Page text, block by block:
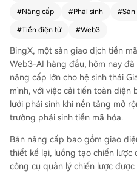
nh về giao diện, quy trình tạo
ăng mới nổi bật bao gồm:** * **Điều chỉnh lưới li
nh hoạt:** Cho phép thay đổi
số của chiến lược lưới đang
dừng lại, giúp thích ứng tốt
ị trường. * **Sử dụng vốn linh hoạt:** Nhà giao d
ịch có thể tinh chỉnh khối
ng mức lưới, giúp quản lý vị
động điều chỉnh phạm vi lưới
thị trường khi giá vượt ra
ban đầu, đảm bảo chiến lược
#Nâng cấp #Phái sinh #
#Tiền điện tử #Web3
BingX, một sàn giao dịch tiền
Web3-AI hàng đầu, hôm nay
nâng cấp lớn cho hệ sinh thái
mình, với việc cải tiến toàn diện
lưới phái sinh khi nền tảng mở
trường phái sinh tiền mã hóa.
Bản nâng cấp bao gồm giao
thiết kế lại, luồng tạo chiến lược
công cụ quản lý chiến lược